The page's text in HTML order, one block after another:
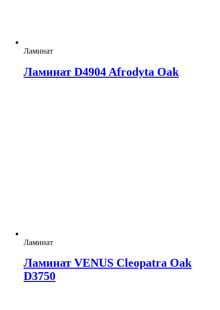
Ламинат
Ламинат D4904 Afrodyta Oak
Ламинат
Ламинат VENUS Cleopatra Oak
D3750